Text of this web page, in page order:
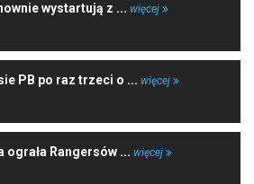
wystartują z ... więcej
PB po raz trzeci o ... więcej
ograła Rangersów ... więcej